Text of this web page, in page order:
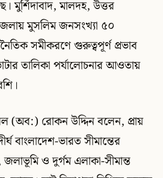
মুর্শিদাবাদ, মালদহ, উত্তর
মুসলিম জনসংখ্যা ৫০
সমীকরণে গুরুত্বপূর্ণ প্রভাব
তালিকা পর্যালোচনার আওতায়
(অব:) রোকন উদ্দিন বলেন, প্রায়
বাংলাদেশ-ভারত সীমান্তের
ও দুর্গম এলাকা-সীমান্ত